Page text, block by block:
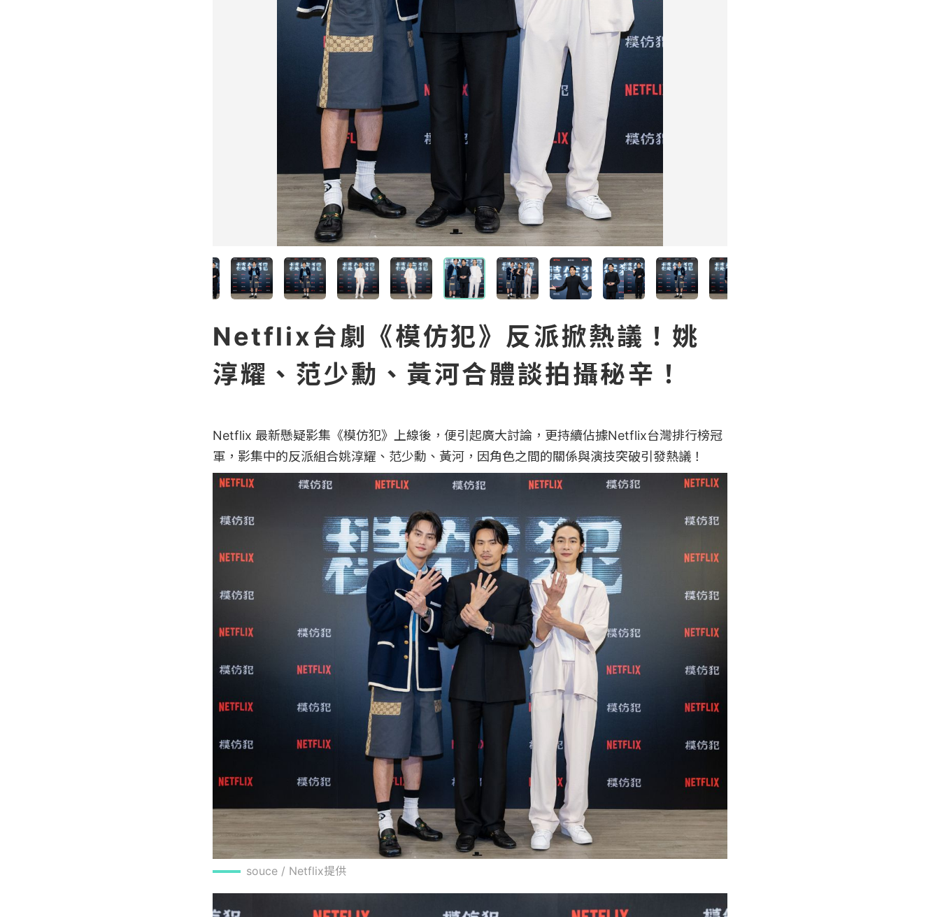
Netflix台劇《模仿犯》反派掀熱議！姚
淳耀、范少勳、黃河合體談拍攝秘辛！
Netflix 最新懸疑影集《模仿犯》上線後，便引起廣大討論，更持續佔據Netflix台灣排行榜冠
souce / Netflix提供